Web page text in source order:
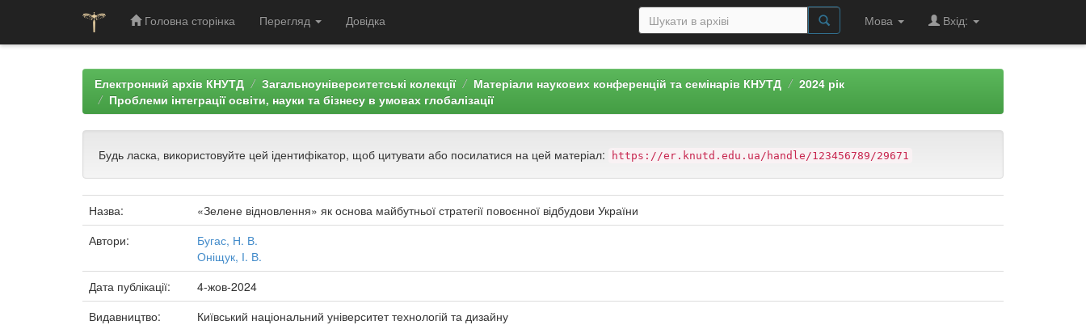
Головна сторінка Перегляд Довідка Мова Вхід:
Електронний архів КНУТД Загальноуніверситетські колекції Матеріали наукових конференцій та семінарів КНУТД
2024 рік
Проблеми інтеграції освіти, науки та бізнесу в умовах глобалізації
Будь ласка, використовуйте цей ідентифікатор, щоб цитувати або посилатися на цей матеріал: https://er.knutd.edu.ua/handle/123456789/29671
Назва:
«Зелене відновлення» як основа майбутньої стратегії повоєнної відбудови України
Автори:
Бугас, Н. В.
Оніщук, І. В.
Дата публікації:
4-жов-2024
Видавництво:
Київський національний університет технологій та дизайну